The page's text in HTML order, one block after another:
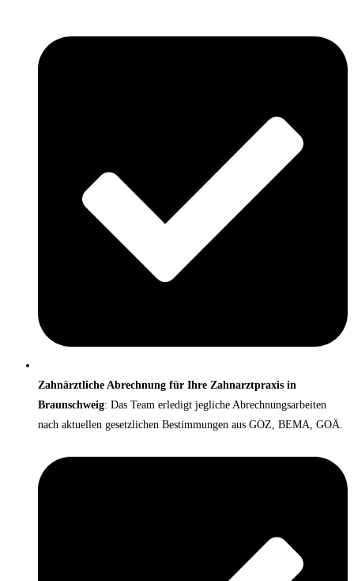
Zahnärztliche Abrechnung für Ihre Zahnarztpraxis in
Braunschweig: Das Team erledigt jegliche Abrechnungsarbeiten
nach aktuellen gesetzlichen Bestimmungen aus GOZ, BEMA, GOÄ.